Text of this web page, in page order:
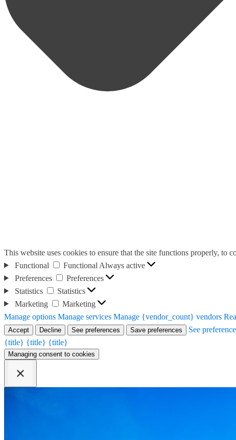
This website uses cookies to ensure that the site functions properly, to
Functional
Functional Always active
Preferences
Preferences
Statistics
Statistics
Marketing
Marketing
Manage options Manage services Manage {vendor_count} vendors
Accept Decline See preferences Save preferences
See
{title} {title} {title}
Managing consent to cookies